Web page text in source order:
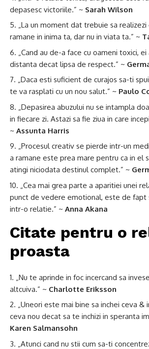
depasesc victoriile.” ~ Sarah Wilson
„La un moment dat trebuie sa
ramane in inima ta, dar nu in viata ta.” ~
„Cand au de-a face cu oameni toxici,
distanta decat lipsa de respect.” ~
„Daca esti suficient de curajos sa-ti
te va rasplati cu un nou salut.” ~ Paulo
„Depasirea abuzului nu se intampla
in fiecare zi. Astazi sa fie ziua in care
~ Assunta Harris
„Procesul creativ se pierde intr-un
a ramane este prea mare pentru ca in el
atingi niciodata destinul complet.” ~
„Cea mai grea parte a aparitiei unei
punct de vedere emotional, este de fapt
intr-o relatie.” ~ Anna Akana
Citate pentru o
proasta
„Nu te aprinde in foc incercand sa
altcuiva.” ~ Charlotte Eriksson
„Uneori este mai bine sa inchei ceva &
ceva nou decat sa te inchizi in speranta
Karen Salmansohn
„Atunci cand nu stii cum sa-ti